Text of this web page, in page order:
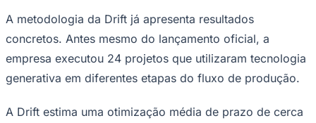
A metodologia da Drift já apresenta resultados
concretos. Antes mesmo do lançamento oficial, a
empresa executou 24 projetos que utilizaram tecnologia
generativa em diferentes etapas do fluxo de produção.
A Drift estima uma otimização média de prazo de cerca